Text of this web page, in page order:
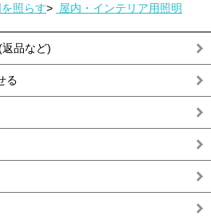
照らす> 屋内・インテリア用照明
品など)
る